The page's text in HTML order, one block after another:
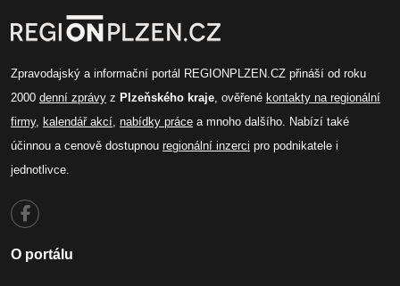
Zpravodajský a informační portál REGIONPLZEN.CZ přináší od roku
2000 denní zprávy z Plzeňského kraje, ověřené kontakty na regionální
firmy, kalendář akcí, nabídky práce a mnoho dalšího. Nabízí také
účinnou a cenově dostupnou regionální inzerci pro podnikatele i
jednotlivce.
O portálu